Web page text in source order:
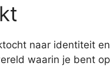
naar identiteit
waarin je bent